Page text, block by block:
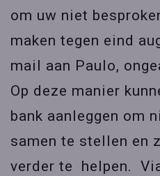
om uw niet
maken tegen eind
mail aan Paulo,
Op deze manier
bank aanleggen om
samen te stellen en
verder te helpen.